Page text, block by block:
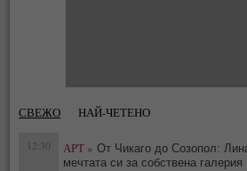
СВЕЖО НАЙ-ЧЕТЕНО
12:30 АРТ » От Чикаго до Созопол:
мечтата си за собствена галерия